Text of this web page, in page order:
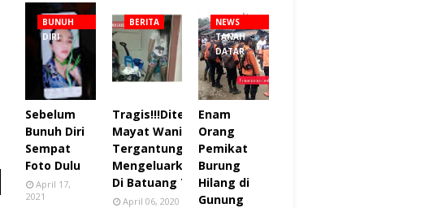
BUNUH
DIRI
Sebelum
Bunuh Diri
Sempat
Foto Dulu
April 17,
2021
BERITA
Tragis!!!Ditemukan
Mayat Wanita
Tergantung sudah
Mengeluarkan Bau
Di Batuang Taba.
April 06, 2020
NEWS
TANAH
DATAR
Enam
Orang
Pemikat
Burung
Hilang di
Gunung